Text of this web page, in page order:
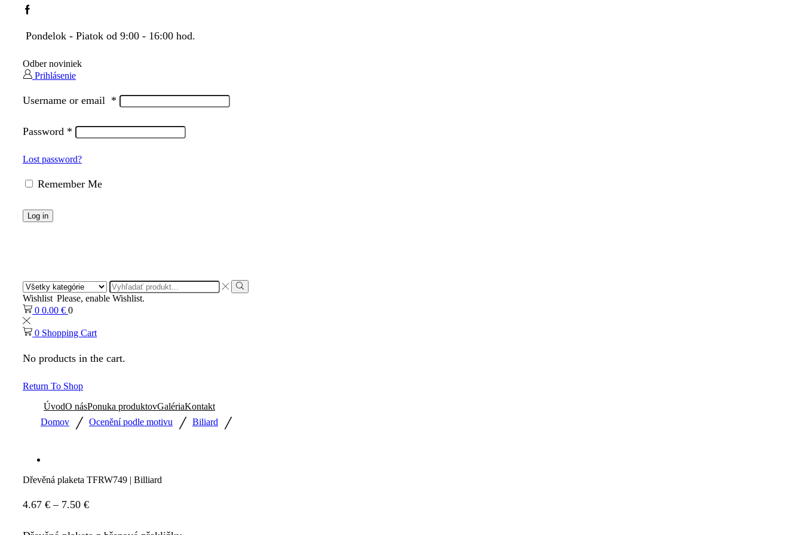
Facebook
Pondelok - Piatok od 9:00 - 16:00 hod.
Odber noviniek
Prihlásenie
Username or email *
Password *
Lost password?
Remember Me
Log in
Search
input
Search
Wishlist Please, enable Wishlist.
0 0.00 € 0
0 Shopping Cart
No products in the cart.
Return To Shop
ÚvodO násPonuka produktovGalériaKontakt
Domov
/ Ocenění podle motivu / Biliard /
Dřevěná plaketa TFRW749 | Billiard
4.67 € – 7.50 €Price